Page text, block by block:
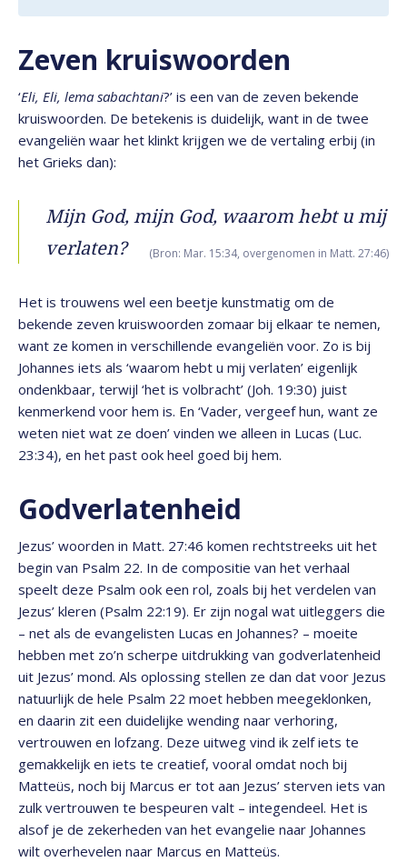
Zeven kruiswoorden
‘Eli, Eli, lema sabachtani?’ is een van de zeven bekende
kruiswoorden. De betekenis is duidelijk, want in de twee
evangeliën waar het klinkt krijgen we de vertaling erbij (in
het Grieks dan):
Mijn God, mijn God, waarom hebt u mij
verlaten?
(Bron: Mar. 15:34, overgenomen in Matt. 27:46)
Het is trouwens wel een beetje kunstmatig om de
bekende zeven kruiswoorden zomaar bij elkaar te nemen,
want ze komen in verschillende evangeliën voor. Zo is bij
Johannes iets als ‘waarom hebt u mij verlaten’ eigenlijk
ondenkbaar, terwijl ‘het is volbracht’ (Joh. 19:30) juist
kenmerkend voor hem is. En ‘Vader, vergeef hun, want ze
weten niet wat ze doen’ vinden we alleen in Lucas (Luc.
23:34), en het past ook heel goed bij hem.
Godverlatenheid
Jezus’ woorden in Matt. 27:46 komen rechtstreeks uit het
begin van Psalm 22. In de compositie van het verhaal
speelt deze Psalm ook een rol, zoals bij het verdelen van
Jezus’ kleren (Psalm 22:19). Er zijn nogal wat uitleggers die
– net als de evangelisten Lucas en Johannes? – moeite
hebben met zo’n scherpe uitdrukking van godverlatenheid
uit Jezus’ mond. Als oplossing stellen ze dan dat voor Jezus
natuurlijk de hele Psalm 22 moet hebben meegeklonken,
en daarin zit een duidelijke wending naar verhoring,
vertrouwen en lofzang. Deze uitweg vind ik zelf iets te
gemakkelijk en iets te creatief, vooral omdat noch bij
Matteüs, noch bij Marcus er tot aan Jezus’ sterven iets van
zulk vertrouwen te bespeuren valt – integendeel. Het is
alsof je de zekerheden van het evangelie naar Johannes
wilt overhevelen naar Marcus en Matteüs.